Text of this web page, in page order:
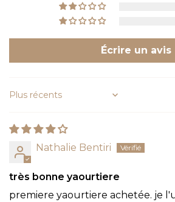
Écrire un avis
Sort by
Nathalie Bentiri
très bonne yaourtiere
premiere yaourtiere achetée. je